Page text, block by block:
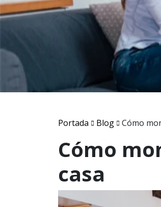
Portada Blog Cómo
Cómo
casa